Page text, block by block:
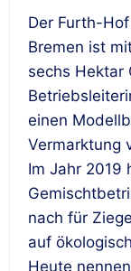
Der Furth-
Bremen ist
sechs Hektar
einen
Vermarktung
Im Jahr 2019
nach für
auf
Heute